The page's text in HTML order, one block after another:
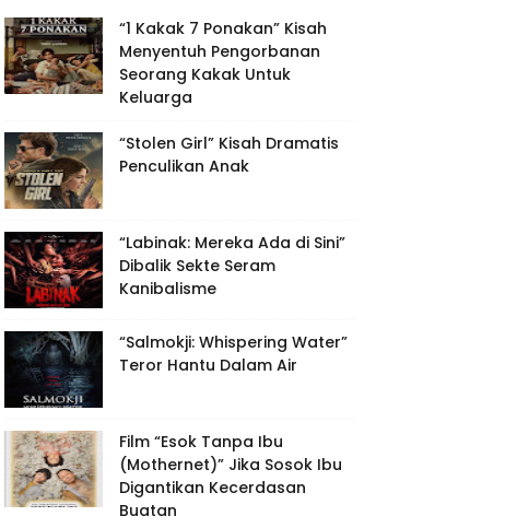
“1 Kakak 7 Ponakan” Kisah
Menyentuh Pengorbanan
Seorang Kakak Untuk
Keluarga
“Stolen Girl” Kisah Dramatis
Penculikan Anak
“Labinak: Mereka Ada di Sini”
Dibalik Sekte Seram
Kanibalisme
“Salmokji: Whispering Water”
Teror Hantu Dalam Air
Film “Esok Tanpa Ibu
(Mothernet)” Jika Sosok Ibu
Digantikan Kecerdasan
Buatan